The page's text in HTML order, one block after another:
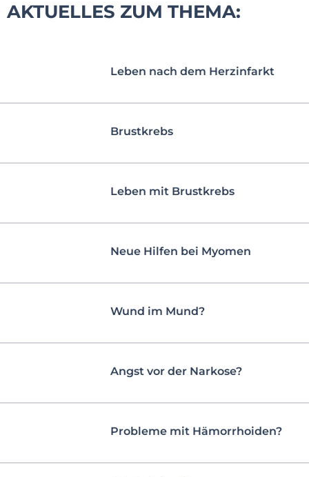
AKTUELLES ZUM THEMA:
Leben nach dem Herzinfarkt
Brustkrebs
Leben mit Brustkrebs
Neue Hilfen bei Myomen
Wund im Mund?
Angst vor der Narkose?
Probleme mit Hämorrhoiden?